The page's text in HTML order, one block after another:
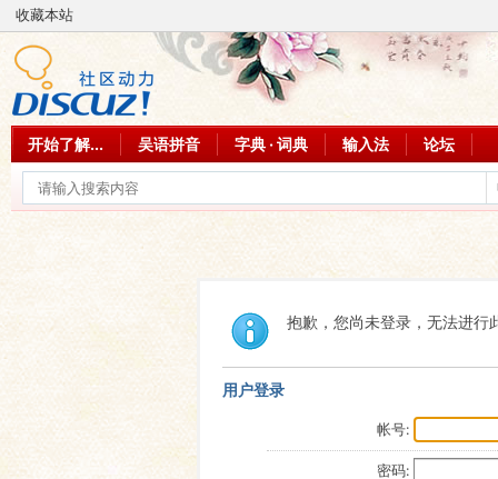
收藏本站
开始了解... 吴语拼音 字典 · 词典 输入法 论坛
抱歉，您尚未登录，无法进行
用户登录
帐号:
密码: